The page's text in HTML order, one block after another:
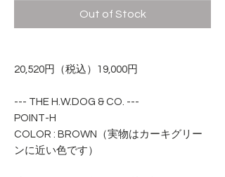
Out of Stock
20,520円（税込）19,000円
--- THE H.W.DOG & CO. ---
POINT-H
COLOR : BROWN（実物はカーキグリー
ンに近い色です）